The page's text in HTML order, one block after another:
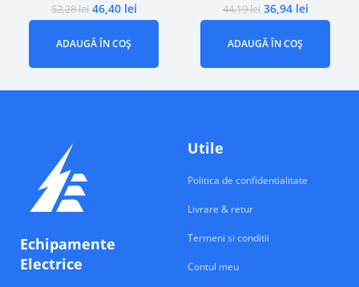
52,28lei 46,40 lei
ADAUGĂ ÎN COȘ
44,19lei 36,94 lei
ADAUGĂ ÎN COȘ
Echipamente
Electrice
Utile
Politica de confidentialitate
Livrare & retur
Termeni si conditii
Contul meu